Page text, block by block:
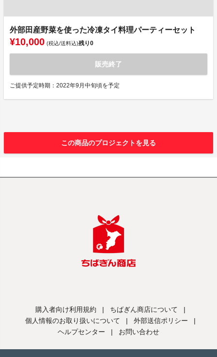
外部田産野菜を使った冷凍タイ料理パーティーセット
¥10,000 (税込/送料込)残り0
販売終了
ご提供予定時期：2022年9月中旬頃を予定
この商品のプロジェクトを見る
購入者向け利用規約 | ちばぎん商店について
|
個人情報のお取り扱いについて
| 外部送信ポリシー
|
ヘルプセンター
| お問い合わせ